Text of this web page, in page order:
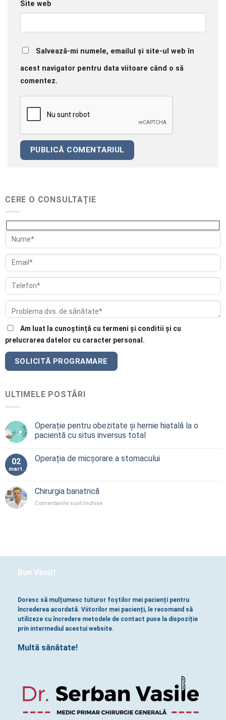
Site web
Salvează-mi numele, emailul și site-ul web în
acest navigator pentru data viitoare când o să
comentez.
CERE O CONSULTAȚIE
Am luat la cunoștință cu termeni și conditii și cu
prelucrarea datelor cu caracter personal.
ULTIMELE POSTĂRI
Operație pentru obezitate și hernie hiatală la o
pacientă cu situs inversus total
02
mart.
Operația de micșorare a stomacului
Chirurgia bariatrică
Comentariile sunt închisepentru
Bun Venit!
Doresc să mulțumesc tuturor foștilor mei pacienți pentru
încrederea acordată. Viitorilor mei pacienți, le recomand să
utilizeze cu încredere metodele de contact puse la dispoziție
prin intermediul acestui website.
Multă sănătate!